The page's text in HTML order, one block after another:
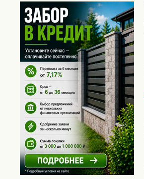
ВОРОТА ИЗ ПРОФНАСТИЛА
МОНТАЖ ВИНТОВЫХ СВАЙ
НАВЕСЫ ИЗ ПОЛИКАРБОНАТА
Применение:
НАВЕСЫ ДЛЯ ДАЧИ
НАВЕСЫ ДЛЯ АВТОМОБИЛЕЙ
Навес для автомобиля из
поликарбоната
НАВЕСЫ НАД ДВЕРЬЮ
Виды:
НАВЕСЫ ОДНОСКАТНЫЕ